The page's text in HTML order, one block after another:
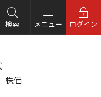
検索 メニュー ログイン
株価